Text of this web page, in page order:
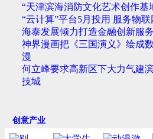
“天津滨海消防文化艺术创作基
“云计算”平台5月投用 服务物联
海泰发展倾力打造金融创新服
神界漫画把《三国演义》绘成
漫
何立峰要求高新区下大力气建
技城
创意产业